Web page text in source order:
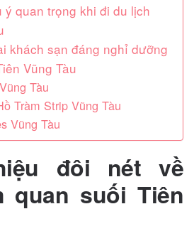
quan trọng khi đi du lịch
khách sạn đáng nghỉ dưỡng
Vũng Tàu
Tàu
Tràm Strip Vũng Tàu
Vũng Tàu
đôi nét về
quan suối Tiên